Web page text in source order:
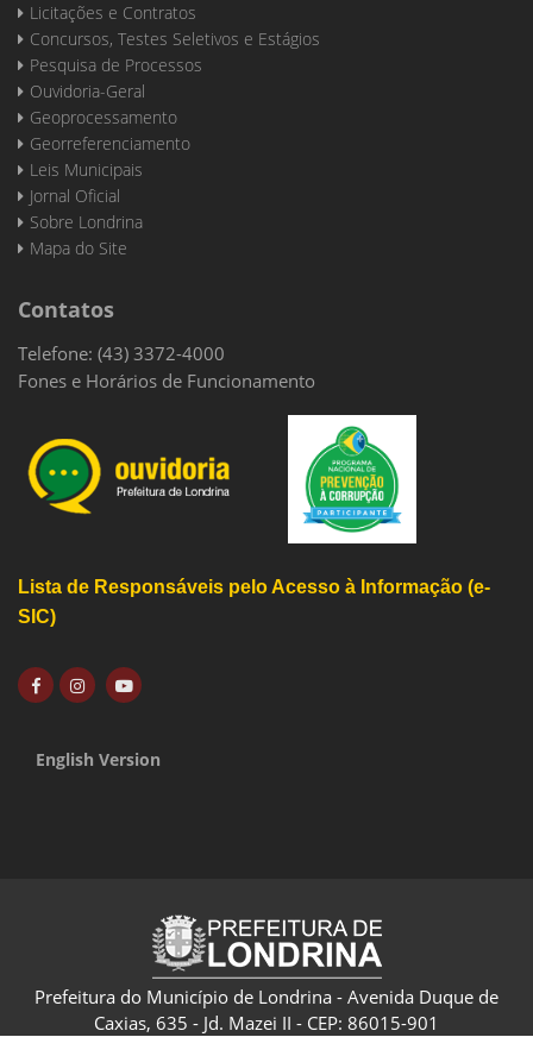
Licitações e Contratos
Concursos, Testes Seletivos e Estágios
Pesquisa de Processos
Ouvidoria-Geral
Geoprocessamento
Georreferenciamento
Leis Municipais
Jornal Oficial
Sobre Londrina
Mapa do Site
Contatos
Telefone: (43) 3372-4000
Fones e Horários de Funcionamento
Lista de Responsáveis pelo Acesso à Informação (e-
SIC)
English Version
Prefeitura do Município de Londrina - Avenida Duque de
Caxias, 635 - Jd. Mazei II - CEP: 86015-901